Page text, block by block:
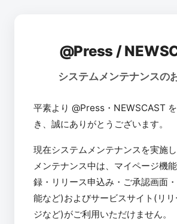
@Press /
システムメンテナンスの
平素より @Press・NEWSCAST
き、誠にありがとうございます。
現在システムメンテナンスを実施し
メンテナンス中は、マイページ機
録・リリース申込み・ご承認画面
能など)およびサービスサイト(リ
ジなど)がご利用いただけません。